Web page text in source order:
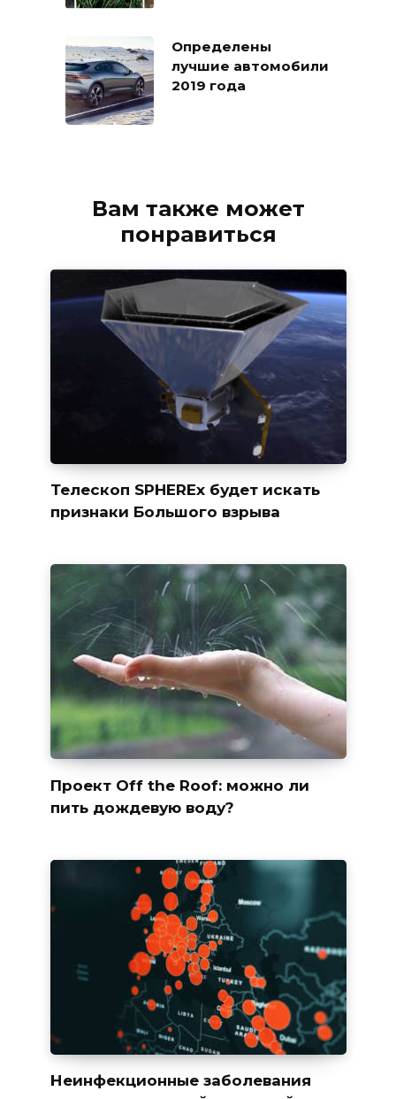
Определены
лучшие автомобили
2019 года
Вам также может
понравиться
Телескоп SPHEREx будет искать
признаки Большого взрыва
Проект Off the Roof: можно ли
пить дождевую воду?
Неинфекционные заболевания